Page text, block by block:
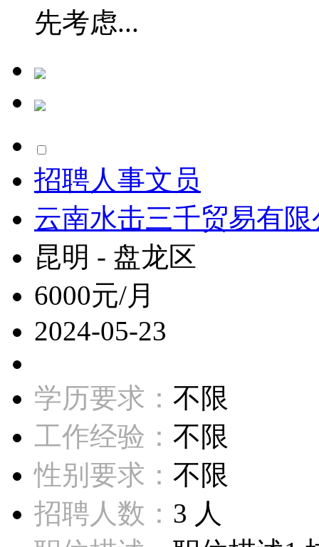
先考虑...
招聘人事文员
云南水击三千贸易有限
昆明 - 盘龙区
6000元/月
2024-05-23
学历要求： 不限
工作经验： 不限
性别要求： 不限
招聘人数： 3 人